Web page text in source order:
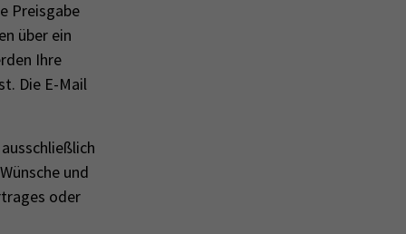
Preisgabe
über ein
Ihre
Die E-Mail
und
oder